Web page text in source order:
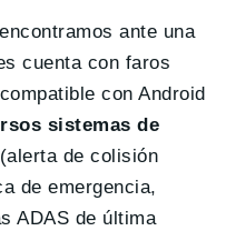
ante una
cuenta con faros
con Android
sistemas de
(alerta de colisión
de emergencia,
ADAS de última